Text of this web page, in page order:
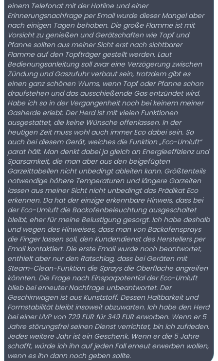
einem Telefonat mit der Hotline und einer
Erinnerungsnachfrage per Email wurde dieser Mangel aber
nach einigen Tagen behoben. Die große Flamme ist mit
Vorsicht zu genießen und Gerätschaften wie Topf und
Pfanne sollten aus meiner Sicht erst nach sichtbarer
Flamme auf den Topfträger gestellt werden. Laut
Bedienungsanleitung soll zwar eine Verzögerung zwischen
Zündung und Gaszufuhr verbaut sein, trotzdem gibt es
einen ganz schönen Wums, wenn Topf oder Pfanne schon
draufstehen und das ausschießende Gas entzündet wird.
Habe ich so in der Vergangenheit noch bei keinem meiner
Gasherde erlebt. Der Herd ist mit vielen Funktionen
ausgestattet, die keine Wünsche offenlassen. In der
heutigen Zeit muss wohl auch immer Eco dabei sein. So
auch bei diesem Gerät, welches die Funktion „Eco-Umluft“
parat hält. Man denkt dabei ja gleich an Energieeffizienz und
Sparsamkeit, die man aber aus den beigefügten
Garzeittabellen nicht unbedingt ableiten kann. Größtenteils
notwendige höhere Temperaturen und längere Garzeiten
lassen aus meiner Sicht nicht unbedingt das Prädikat Eco
erkennen. Da hat der einzige erkennbare Hinweis, dass bei
der Eco-Umluft die Backofenbeleuchtung ausgeschaltet
bleibt, eher für meine Belustigung gesorgt. Ich habe deshalb
und wegen des Hinweises, dass man von Backofensprays
die Finger lassen soll, den Kundendienst des Herstellers per
Email kontaktiert. Die erste Email wurde noch beantwortet,
enthielt aber nur den Ratschlag, dass bei Geräten mit
Steam-Clean-Funktion die Sprays die Oberfläche angreifen
könnten. Die Frage nach Einsparpotential der Eco-Umluft
blieb bei erneuter Nachfrage unbeantwortet. Der
Geschirrwagen ist aus Kunststoff. Dessen Haltbarkeit und
Formstabilität bleibt insoweit abzuwarten. Ich habe den Herd
bei einer UVP von 729 EUR für 349 EUR erworben. Wenn er 5
Jahre störungsfrei seinen Dienst verrichtet, bin ich zufrieden.
Jedes weitere Jahr ist ein Geschenk. Wenn er die 5 Jahre
schafft, würde ich ihn auf jeden Fall erneut erwerben wollen,
wenn es ihn dann noch geben sollte.